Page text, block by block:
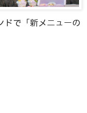
ドで「新メニューの